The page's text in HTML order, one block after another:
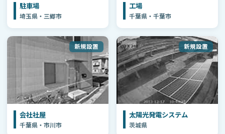
駐車場
埼玉県・三郷市
工場
千葉県・千葉市
新規設置
会社社屋
千葉県・市川市
新規設置
太陽光発電システム
茨城県